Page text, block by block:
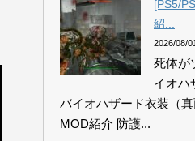
[PS5/
紹...
2026/08/
死体が
イオハ
バイオハザード衣装（真
MOD紹介 防護...